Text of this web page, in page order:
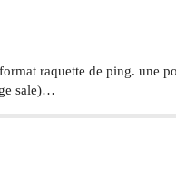
raquette de ping. une
sale)…